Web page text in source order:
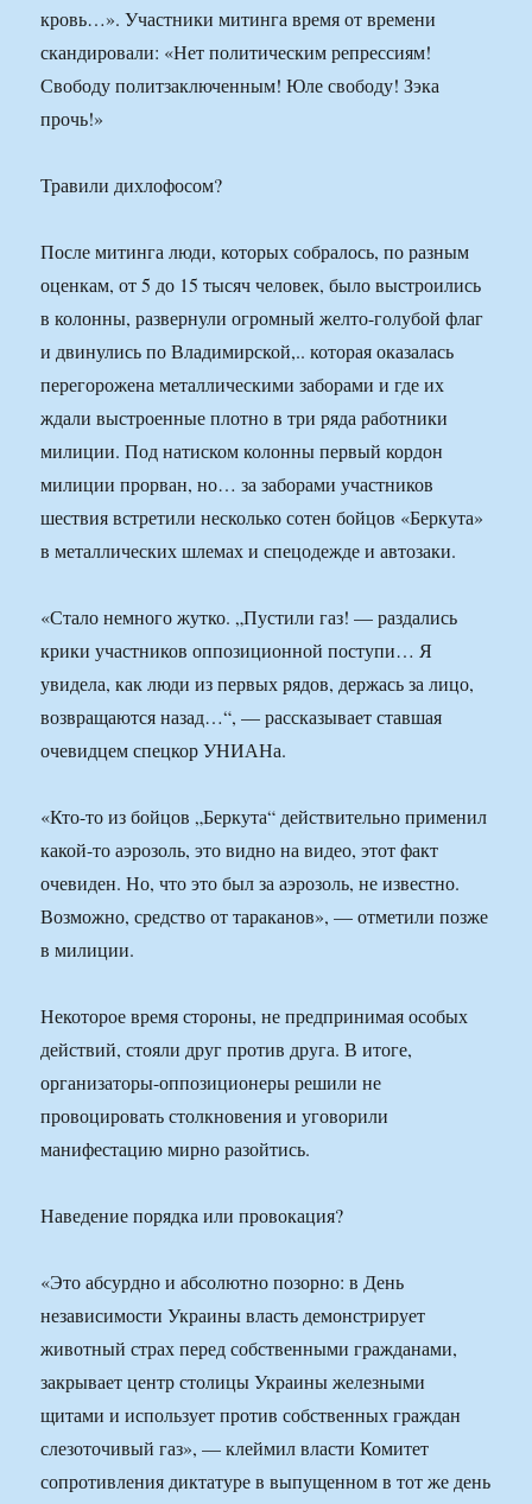
кровь…». Участники митинга время от времени
скандировали: «Нет политическим репрессиям!
Свободу политзаключенным! Юле свободу! Зэка
прочь!»
Травили дихлофосом?
После митинга люди, которых собралось, по разным
оценкам, от 5 до 15 тысяч человек, было выстроились
в колонны, развернули огромный желто-голубой флаг
и двинулись по Владимирской,.. которая оказалась
перегорожена металлическими заборами и где их
ждали выстроенные плотно в три ряда работники
милиции. Под натиском колонны первый кордон
милиции прорван, но… за заборами участников
шествия встретили несколько сотен бойцов «Беркута»
в металлических шлемах и спецодежде и автозаки.
«Стало немного жутко. „Пустили газ! — раздались
крики участников оппозиционной поступи… Я
увидела, как люди из первых рядов, держась за лицо,
возвращаются назад…“, — рассказывает ставшая
очевидцем спецкор УНИАНа.
«Кто-то из бойцов „Беркута“ действительно применил
какой-то аэрозоль, это видно на видео, этот факт
очевиден. Но, что это был за аэрозоль, не известно.
Возможно, средство от тараканов», — отметили позже
в милиции.
Некоторое время стороны, не предпринимая особых
действий, стояли друг против друга. В итоге,
организаторы-оппозиционеры решили не
провоцировать столкновения и уговорили
манифестацию мирно разойтись.
Наведение порядка или провокация?
«Это абсурдно и абсолютно позорно: в День
независимости Украины власть демонстрирует
животный страх перед собственными гражданами,
закрывает центр столицы Украины железными
щитами и использует против собственных граждан
слезоточивый газ», — клеймил власти Комитет
сопротивления диктатуре в выпущенном в тот же день